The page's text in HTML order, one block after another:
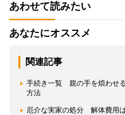
あわせて読みたい
あなたにオススメ
関連記事
手続き一覧 親の手を煩わせ
方法
厄介な実家の処分 解体費用